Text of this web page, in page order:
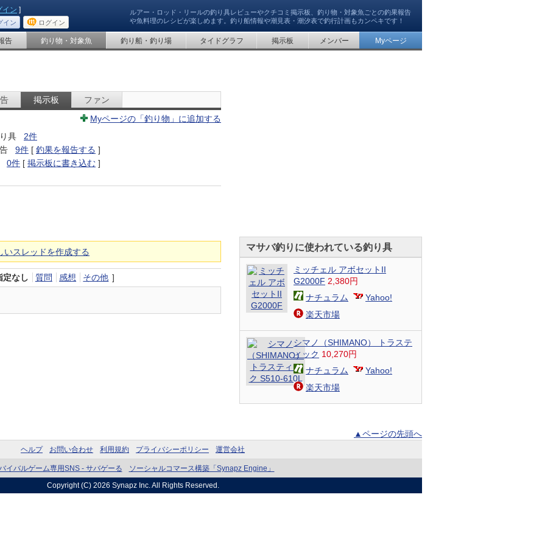
ルアー・ロッド・リールの釣り具レビューやクチコミ掲示板、釣り物・対象魚ごとの釣果報告
や魚料理のレシピが楽しめます。釣り船情報や潮見表・潮汐表で釣行計画もカンペキです！
イン ]
イン ログイン
告 釣り物・対象魚 釣り船・釣り場 タイドグラフ 掲示板 メンバー Myページ
掲示板
ファン
Myページの「釣り物」に追加する
具
2件
9件 [ 釣果を報告する ]
0件 [ 掲示板に書き込む ]
いスレッドを作成する
定なし 質問 感想 その他 ]
マサバ釣りに使われている釣り具
ミッチェル アボセットII
G2000F 2,380円
ナチュラム
Yahoo!
楽天市場
シマノ（SHIMANO） トラステ
ィック 10,270円
ナチュラム
Yahoo!
楽天市場
▲ページの先頭へ
ヘルプ お問い合わせ 利用規約 プライバシーポリシー 運営会社
イバルゲーム専用SNS - サバゲーる
ソーシャルコマース構築「Synapz Engine」
Copyright (C) 2026 Synapz Inc.All Rights Reserved.